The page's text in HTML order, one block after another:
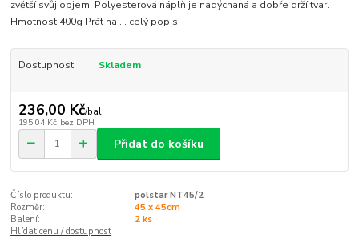
zvětší svůj objem. Polyesterová náplň je nadýchaná a dobře drží tvar.
Hmotnost 400g Prát na ... celý popis
Dostupnost Skladem
236,00 Kč/bal
195,04 Kč bez DPH
Přidat do košíku
Číslo produktu:
polstar NT45/2
Rozměr:
45 x 45cm
Balení:
2 ks
Hlídat cenu / dostupnost